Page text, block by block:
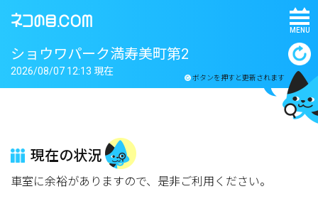
MENU
ショウワパーク満寿美町第2
ボタンを押すと更新されます
2026/08/07 12:13 現在
現在の状況
車室に余裕がありますので、是非ご利用ください。